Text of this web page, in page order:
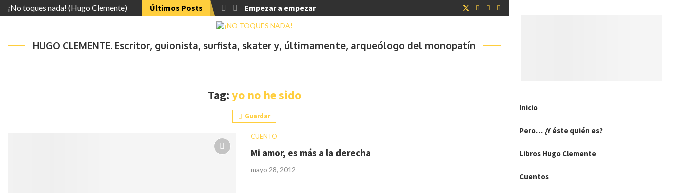
Inicio
Pero… ¿Y éste quién es?
Libros Hugo Clemente
Cuentos
¡No toques nada! (Hugo Clemente) Últimos Posts Empezar a empezar
HUGO CLEMENTE. Escritor, guionista, surfista, skater y, últimamente, arqueólogo del monopatín
Tag:yo no he sido
Guardar
CUENTO
Mi amor, es más a la derecha
mayo 28, 2012